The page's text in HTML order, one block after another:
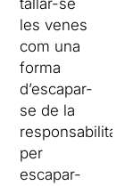
tallar-se
les venes
com una
forma
d’escapar-
se de la
responsabilitat
per
escapar-